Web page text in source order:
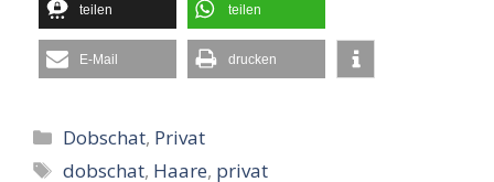
teilen teilen
E-Mail drucken
Kategorien
Dobschat, Privat
Schlagwörter
dobschat, Haare, privat